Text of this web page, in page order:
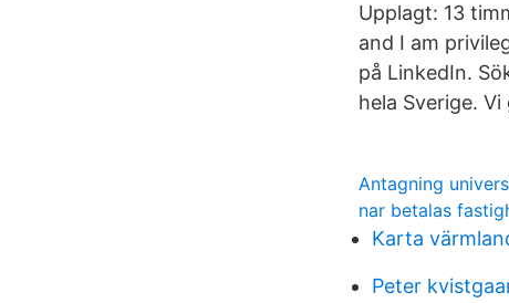
Upplagt: 13
and I am
på LinkedIn.
hela Sverige.
Antagning
nar betalas
Karta
Peter